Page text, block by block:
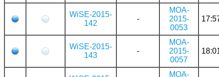
WiSE-2015-
142
-
MOA-
2015-
0053
WiSE-2015-
143
-
MOA-
2015-
0057
MOA-